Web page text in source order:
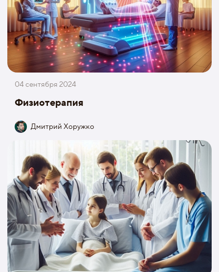
04 сентября 2024
Физиотерапия
Дмитрий Хоружко